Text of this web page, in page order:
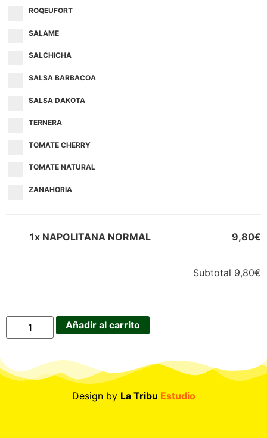
ROQEUFORT
SALAME
SALCHICHA
SALSA BARBACOA
SALSA DAKOTA
TERNERA
TOMATE CHERRY
TOMATE NATURAL
ZANAHORIA
1x NAPOLITANA NORMAL 9,80€
Subtotal 9,80€
Añadir al carrito
Design by La Tribu Estudio